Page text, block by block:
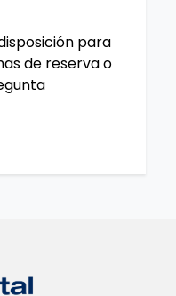
para
de reserva o